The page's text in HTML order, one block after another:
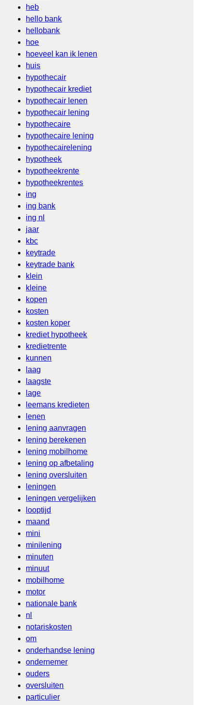
heb
hello bank
hellobank
hoe
hoeveel kan ik lenen
huis
hypothecair
hypothecair krediet
hypothecair lenen
hypothecair lening
hypothecaire
hypothecaire lening
hypothecairelening
hypotheek
hypotheekrente
hypotheekrentes
ing
ing bank
ing nl
jaar
kbc
keytrade
keytrade bank
klein
kleine
kopen
kosten
kosten koper
krediet hypotheek
kredietrente
kunnen
laag
laagste
lage
leemans kredieten
lenen
lening aanvragen
lening berekenen
lening mobilhome
lening op afbetaling
lening oversluiten
leningen
leningen vergelijken
looptijd
maand
mini
minilening
minuten
minuut
mobilhome
motor
nationale bank
nl
notariskosten
om
onderhandse lening
ondernemer
ouders
oversluiten
particulier